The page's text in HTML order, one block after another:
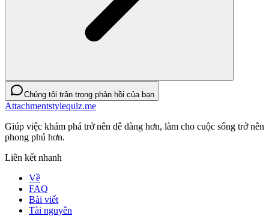
Chúng tôi trân trọng phản hồi của bạn
Attachmentstylequiz.me
Giúp việc khám phá trở nên dễ dàng hơn, làm cho cuộc sống trở nên
phong phú hơn.
Liên kết nhanh
Về
FAQ
Bài viết
Tài nguyên